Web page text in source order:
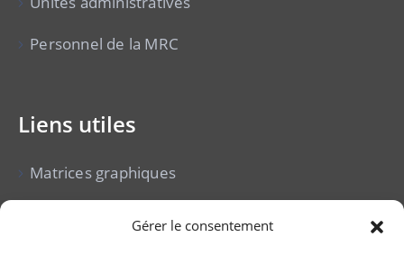
Gérer le consentement
Personnel de la MRC
Liens utiles
Matrices graphiques